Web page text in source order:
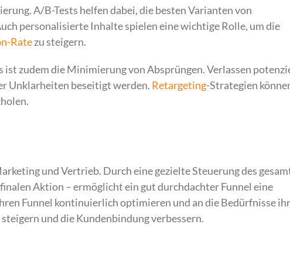
A/B-Tests helfen dabei, die besten Varianten von
personalisierte Inhalte spielen eine wichtige Rolle, um die
Ratezu steigern.
ist zudem die Minimierung von Absprüngen. Verlassen
Unklarheiten beseitigt werden. Retargeting-Strategien
und Vertrieb. Durch eine gezielte Steuerung des
Aktion – ermöglicht ein gut durchdachter Funnel eine
Funnel kontinuierlich optimieren und an die Bedürfnisse
und die Kundenbindung verbessern.